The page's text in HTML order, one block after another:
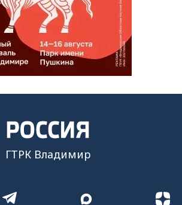
ГТРК Владимир